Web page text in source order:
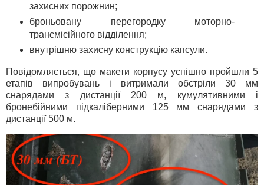
захисних порожнин;
броньовану перегородку моторно-
трансмісійного відділення;
внутрішню захисну конструкцію капсули.
Повідомляється, що макети корпусу успішно пройшли 5
етапів випробувань і витримали обстріли 30 мм
снарядами з дистанції 200 м, кумулятивними і
бронебійними підкаліберними 125 мм снарядами з
дистанції 500 м.